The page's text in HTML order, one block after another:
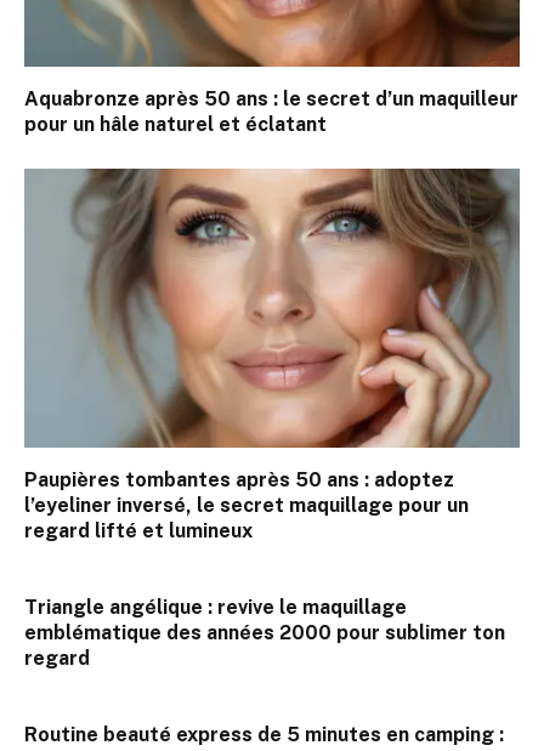
Aquabronze après 50 ans : le secret d’un maquilleur
pour un hâle naturel et éclatant
Paupières tombantes après 50 ans : adoptez
l’eyeliner inversé, le secret maquillage pour un
regard lifté et lumineux
Triangle angélique : revive le maquillage
emblématique des années 2000 pour sublimer ton
regard
Routine beauté express de 5 minutes en camping :